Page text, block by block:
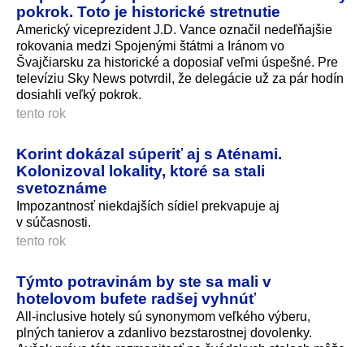
pokrok. Toto je historické stretnutie
Americký viceprezident J.D. Vance označil nedeľňajšie
rokovania medzi Spojenými štátmi a Iránom vo
Švajčiarsku za historické a doposiaľ veľmi úspešné. Pre
televíziu Sky News potvrdil, že delegácie už za pár hodín
dosiahli veľký pokrok.
tento rok
Korint dokázal súperiť aj s Aténami.
Kolonizoval lokality, ktoré sa stali
svetoznáme
Impozantnosť niekdajších sídiel prekvapuje aj
v súčasnosti.
tento rok
Týmto potravinám by ste sa mali v
hotelovom bufete radšej vyhnúť
All-inclusive hotely sú synonymom veľkého výberu,
plných tanierov a zdanlivo bezstarostnej dovolenky.